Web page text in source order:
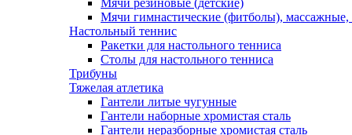
Мячи резиновые (детские)
Мячи гимнастические (фитболы),
Настольный теннис
Ракетки для настольного тенниса
Столы для настольного тенниса
Трибуны
Тяжелая атлетика
Гантели литые чугунные
Гантели наборные хромистая сталь
Гантели неразборные хромистая сталь